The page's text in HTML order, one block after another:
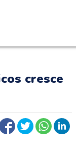
cresce